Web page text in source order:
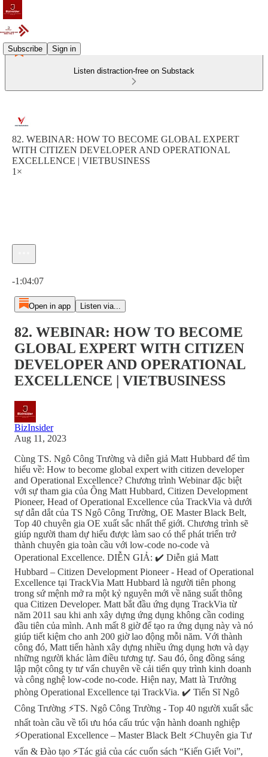
Subscribe Sign in
Listen distraction-free on Substack
82. WEBINAR: HOW TO BECOME GLOBAL EXPERT
WITH CITIZEN DEVELOPER AND OPERATIONAL
EXCELLENCE | VIETBUSINESS
1×
-1:04:07
Open in app Listen via...
82. WEBINAR: HOW TO BECOME
GLOBAL EXPERT WITH CITIZEN
DEVELOPER AND OPERATIONAL
EXCELLENCE | VIETBUSINESS
BizInsider
Aug 11, 2023
Cùng TS. Ngô Công Trường và diễn giả Matt Hubbard để tìm
hiểu về: How to become global expert with citizen developer
and Operational Excellence? Chương trình Webinar đặc biệt
với sự tham gia của Ông Matt Hubbard, Citizen Development
Pioneer, Head of Operational Excellence của TrackVia và dưới
sự dẫn dắt của TS Ngô Công Trường, OE Master Black Belt,
Top 40 chuyên gia OE xuất sắc nhất thế giới. Chương trình sẽ
giúp người tham dự hiểu được làm sao có thể phát triển trở
thành chuyên gia toàn cầu với low-code no-code và
Operational Excellence. DIỄN GIẢ: ✔️ Diễn giả Matt
Hubbard – Citizen Development Pioneer - Head of Operational
Excellence tại TrackVia Matt Hubbard là người tiên phong
trong sứ mệnh mở ra một kỷ nguyên mới về năng suất thông
qua Citizen Developer. Matt bắt đầu ứng dụng TrackVia từ
năm 2011 sau khi anh xây dựng ứng dụng không cần coding
đầu tiên của mình. Anh mất 8 giờ để tạo ra ứng dụng này và nó
giúp tiết kiệm cho anh 200 giờ lao động mỗi năm. Với thành
công đó, Matt tiến hành xây dựng nhiều ứng dụng hơn và dạy
những người khác làm điều tương tự. Sau đó, ông đồng sáng
lập một công ty tư vấn chuyên về cải tiến quy trình kinh doanh
và công nghệ low-code no-code. Hiện nay, Matt là Trưởng
phòng Operational Excellence tại TrackVia. ✔️ Tiến Sĩ Ngô
Công Trường ⚡TS. Ngô Công Trường - Top 40 người xuất sắc
nhất toàn cầu về tối ưu hóa cấu trúc vận hành doanh nghiệp
⚡Operational Excellence – Master Black Belt ⚡Chuyên gia Tư
vấn & Đào tạo ⚡Tác giả của các cuốn sách “Kiến Giết Voi”,